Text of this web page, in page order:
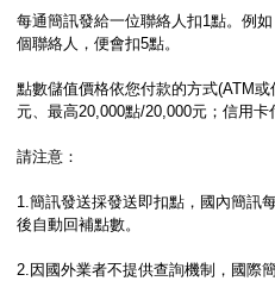
每通簡訊發給一位聯絡人扣1點。例
個聯絡人，便會扣5點。
點數儲值價格依您付款的方式(ATM
元、最高20,000點/20,000元；信用卡
請注意：
1.簡訊發送採發送即扣點，國內簡訊
後自動回補點數。
2.因國外業者不提供查詢機制，國際